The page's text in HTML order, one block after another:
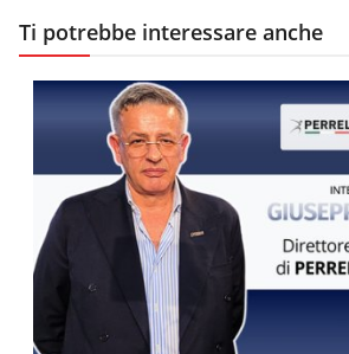
Ti potrebbe interessare anche